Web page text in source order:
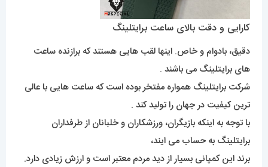
کارایی و دقت بالای ساعت برایتلینگ
دقیق، بادوام و خاص. اینها لقب هایی هستند که برازنده ساعت
های برایتلینگ می باشند .
شرکت برایتلینگ همواره مفتخر بوده است که ساعت هایی با عالی
ترین کیفیت در جهان را تولید کند .
با توجه به اینکه بازیگران، ورزشکاران و خلبانان از طرفداران
برایتلینگ به حساب می ایند،
برند این کمپانی بسیار از دید مردم معتبر است و ارزش زیادی دارد.